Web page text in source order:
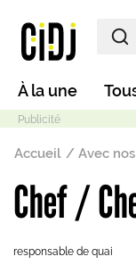
Main navigation
À la une
Fil d'Ariane
Accueil Avec
Chef /
responsable de quai